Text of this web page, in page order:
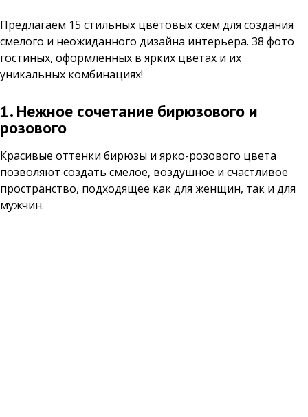
Предлагаем 15 стильных цветовых схем для создания
смелого и неожиданного дизайна интерьера. 38 фото
гостиных, оформленных в ярких цветах и их
уникальных комбинациях!
1. Нежное сочетание бирюзового и
розового
Красивые оттенки бирюзы и ярко-розового цвета
позволяют создать смелое, воздушное и счастливое
пространство, подходящее как для женщин, так и для
мужчин.